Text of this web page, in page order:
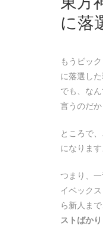
に落
もうビッ
に落選し
でも、なん
言うのだ
ところで
になります
つまり、
イベック
ら新人まで
ストばかり